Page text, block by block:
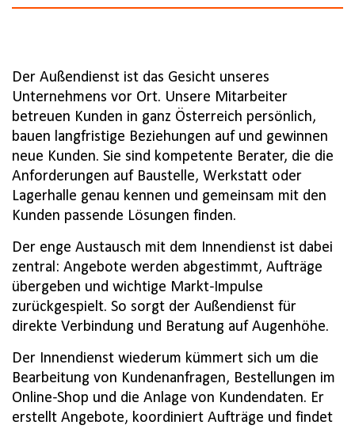
Der Außendienst ist das Gesicht unseres
Unternehmens vor Ort. Unsere Mitarbeiter
betreuen Kunden in ganz Österreich persönlich,
bauen langfristige Beziehungen auf und gewinnen
neue Kunden. Sie sind kompetente Berater, die die
Anforderungen auf Baustelle, Werkstatt oder
Lagerhalle genau kennen und gemeinsam mit den
Kunden passende Lösungen finden.
Der enge Austausch mit dem Innendienst ist dabei
zentral: Angebote werden abgestimmt, Aufträge
übergeben und wichtige Markt-Impulse
zurückgespielt. So sorgt der Außendienst für
direkte Verbindung und Beratung auf Augenhöhe.
Der Innendienst wiederum kümmert sich um die
Bearbeitung von Kundenanfragen, Bestellungen im
Online-Shop und die Anlage von Kundendaten. Er
erstellt Angebote, koordiniert Aufträge und findet